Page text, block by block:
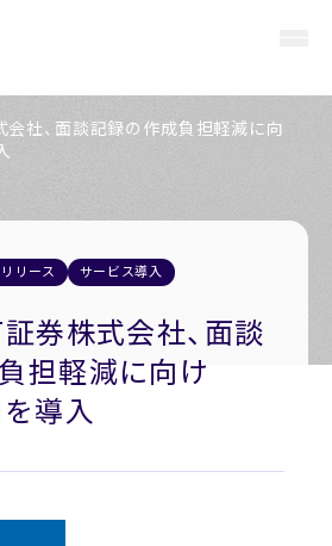
会社、面談記録の作成負担軽減に向
リース サービス導入
券株式会社、面談
担軽減に向け
導入